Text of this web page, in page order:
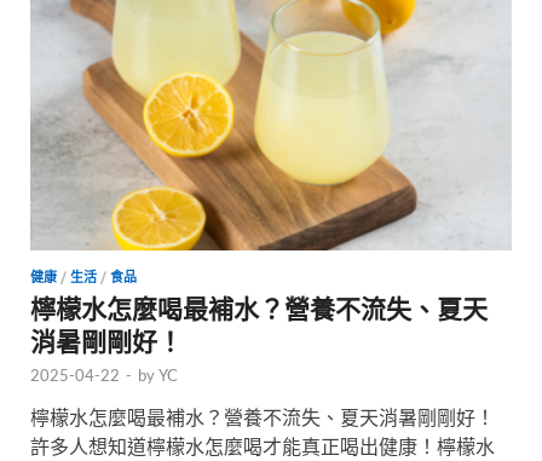
健康 / 生活 / 食品
檸檬水怎麼喝最補水？營養不流失、夏天
消暑剛剛好！
2025-04-22 - byYC
檸檬水怎麼喝最補水？營養不流失、夏天消暑剛剛好！
許多人想知道檸檬水怎麼喝才能真正喝出健康！檸檬水